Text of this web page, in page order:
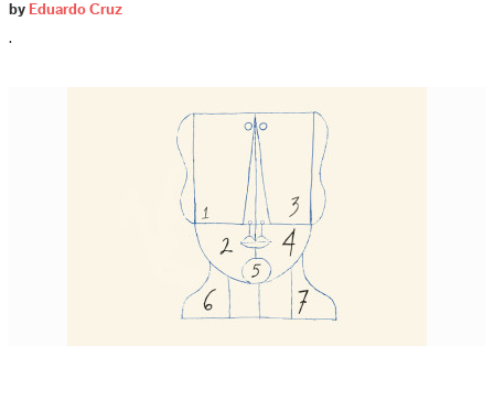
by Eduardo Cruz
.